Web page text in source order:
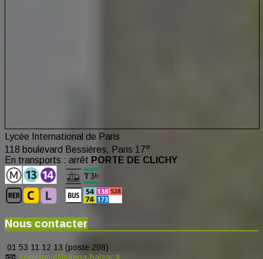
Lycée International de Paris
118 boulevard Bessières, Paris 17e
En transports : arrêt PORTE DE CLICHY
Nous contacter
01 53 11 12 13 (poste 208)
secretariat@prepa-balzac.fr